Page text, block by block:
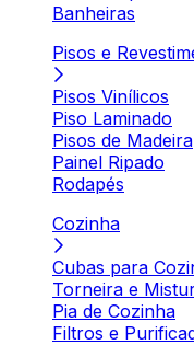
Banheiras
Pisos e
Pisos Vinílicos
Piso Laminado
Pisos de Madeira
Painel Ripado
Rodapés
Cozinha
Cubas para
Torneira e
Pia de Cozinha
Filtros e